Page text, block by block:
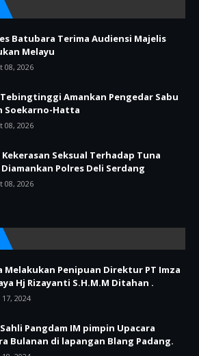
Batubara Terima Audiensi Majelis
Melayu
08, 2026
Amankan Pengedar Sabu
Soekarno-Hatta
08, 2026
Kekerasan Seksual Terhadap Tuna
Polres Deli Serdang
08, 2026
Melakukan Penipuan Direktur PT Imza
Hj Rizayanti S.H.M.M Ditahan .
2024
Pangdam IM pimpin Upacara
Bulanan di lapangan Blang Padang.